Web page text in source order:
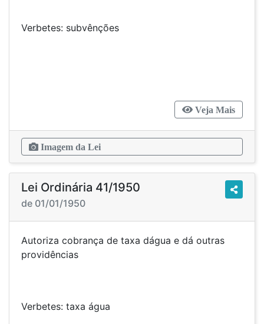
Verbetes: subvênções
Veja Mais
Imagem da Lei
Lei Ordinária 41/1950
de 01/01/1950
Autoriza cobrança de taxa dágua e dá outras
providências
Verbetes: taxa água